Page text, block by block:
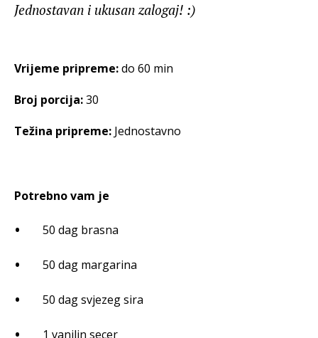
Jednostavan i ukusan zalogaj! :)
Vrijeme pripreme:do 60 min
Broj porcija:30
Težina pripreme: Jednostavno
Potrebno vam je
50 dag brasna
50 dag margarina
50 dag svjezeg sira
1 vanilin secer